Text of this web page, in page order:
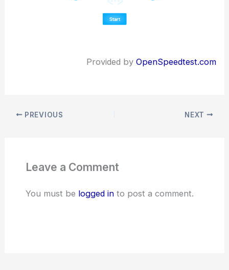
Provided by OpenSpeedtest.com
PREVIOUS NEXT
Leave a Comment
You must be logged into post a comment.